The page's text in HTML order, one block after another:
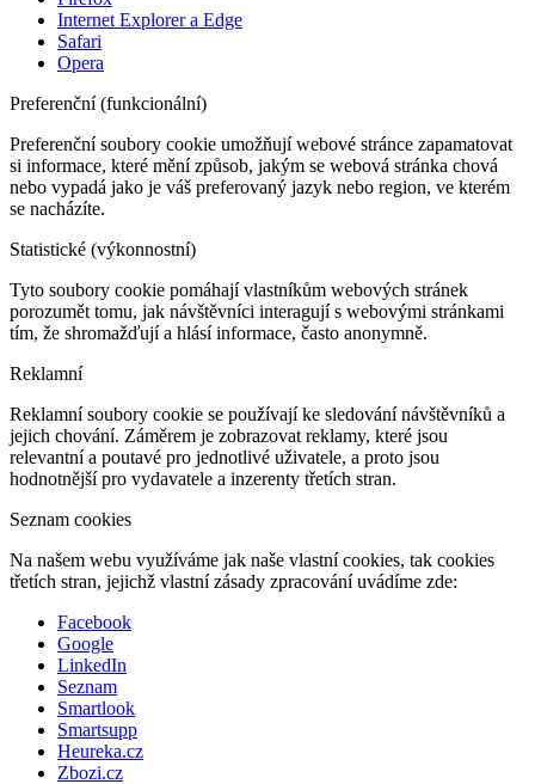
Internet Explorer a Edge
Safari
Opera
Preferenční (funkcionální)
Preferenční soubory cookie umožňují webové stránce zapamatovat
si informace, které mění způsob, jakým se webová stránka chová
nebo vypadá jako je váš preferovaný jazyk nebo region, ve kterém
se nacházíte.
Statistické (výkonnostní)
Tyto soubory cookie pomáhají vlastníkům webových stránek
porozumět tomu, jak návštěvníci interagují s webovými stránkami
tím, že shromažďují a hlásí informace, často anonymně.
Reklamní
Reklamní soubory cookie se používají ke sledování návštěvníků a
jejich chování. Záměrem je zobrazovat reklamy, které jsou
relevantní a poutavé pro jednotlivé uživatele, a proto jsou
hodnotnější pro vydavatele a inzerenty třetích stran.
Seznam cookies
Na našem webu využíváme jak naše vlastní cookies, tak cookies
třetích stran, jejichž vlastní zásady zpracování uvádíme zde:
Facebook
Google
LinkedIn
Seznam
Smartlook
Smartsupp
Heureka.cz
Zbozi.cz